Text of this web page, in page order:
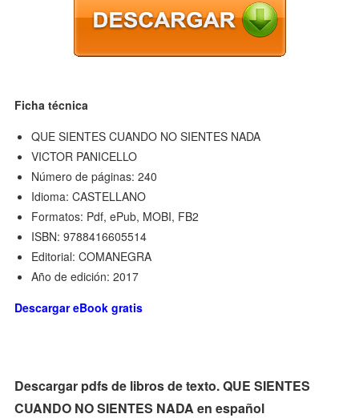
Ficha técnica
QUE SIENTES CUANDO NO SIENTES NADA
VICTOR PANICELLO
Número de páginas: 240
Idioma: CASTELLANO
Formatos: Pdf, ePub, MOBI, FB2
ISBN: 9788416605514
Editorial: COMANEGRA
Año de edición: 2017
Descargar eBook gratis
Descargar pdfs de libros de texto. QUE SIENTES
CUANDO NO SIENTES NADA en español